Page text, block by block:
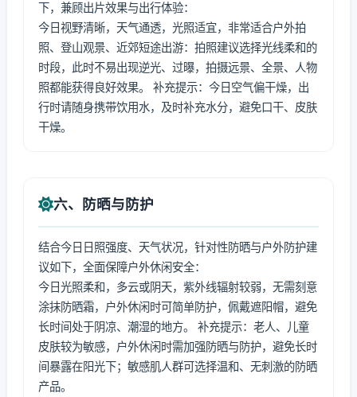
下，兼顾出片效果与出行体验：
今日视野清晰，天气通透，光照适宜，非常适合户外拍
照、登山观景、近郊短途出游：拍照建议选择光线柔和的
时段，此时不易出现逆光、过曝，拍摄远景、全景、人物
照都能获得良好效果。 补充提示：今日空气偏干燥，出
行时请随身携带饮用水，及时补充水分，避免口干、皮肤
干燥。
六、防晒与防护
结合今日日照强度、天气状况，针对性防晒与户外防护建
议如下，全面保障户外休闲安全：
今日光照柔和，多云或阴天，紫外线辐射较弱，无需刻意
涂抹防晒霜，户外休闲时可简单防护，佩戴遮阳帽，避免
长时间处于阴凉、潮湿的地方。 补充提示：老人、儿童
皮肤较为敏感，户外休闲时需加强防晒与防护，避免长时
间暴露在阳光下；敏感肌人群可选择温和、无刺激的防晒
产品。